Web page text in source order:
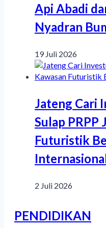
Api Abadi
Nyadran
19 Juli 2026
Jateng Cari
Sulap PRPP
Futuristik
2 Juli 2026
PENDIDIKAN